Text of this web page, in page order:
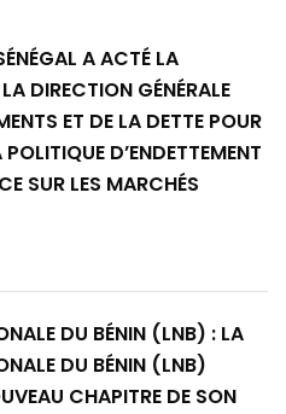
A ACTÉ LA
DIRECTION GÉNÉRALE
ET DE LA DETTE POUR
D’ENDETTEMENT
SUR LES MARCHÉS
DU BÉNIN (LNB) : LA
DU BÉNIN (LNB)
CHAPITRE DE SON